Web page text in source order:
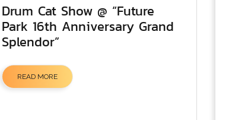
Drum Cat Show @ “Future
Park 16th Anniversary Grand
Splendor”
READ MORE